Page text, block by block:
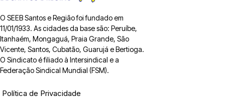
O SEEB Santos e Região foi fundado em
11/01/1933. As cidades da base são: Peruíbe,
Itanhaém, Mongaguá, Praia Grande, São
Vicente, Santos, Cubatão, Guarujá e Bertioga.
O Sindicato é filiado à Intersindical e a
Federação Sindical Mundial (FSM).
Política de Privacidade